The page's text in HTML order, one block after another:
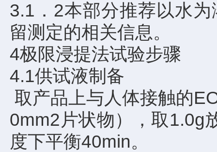
3.1．2本部分推荐以水
留测定的相关信息。
4极限浸提法试验步骤
4.1供试液制备
取产品上与人体接触的
0mm2片状物），取
度下平衡40min。